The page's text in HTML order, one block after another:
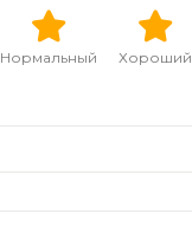
Хороший
Нормальный